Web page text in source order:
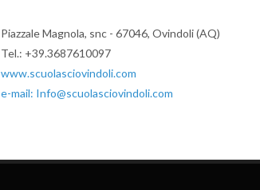
Piazzale Magnola, snc - 67046, Ovindoli (AQ)
Tel.: +39.3687610097
www.scuolasciovindoli.com
e-mail: Info@scuolasciovindoli.com